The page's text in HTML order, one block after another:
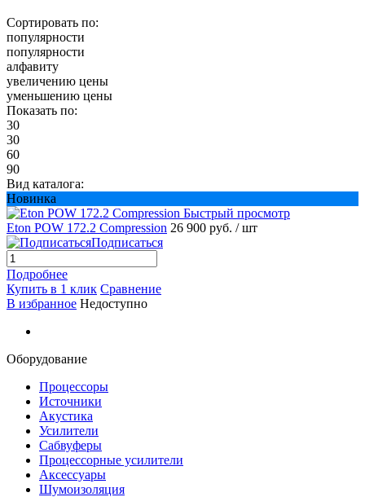
Сортировать по:
популярности
популярности
алфавиту
увеличению цены
уменьшению цены
Показать по:
30
30
60
90
Вид каталога:
Новинка
Быстрый просмотр
Eton POW 172.2 Compression 26 900 руб. / шт
Подписаться
Подробнее
Купить в 1 клик Сравнение
В избранное Недоступно
Оборудование
Процессоры
Источники
Акустика
Усилители
Сабвуферы
Процессорные усилители
Аксессуары
Шумоизоляция